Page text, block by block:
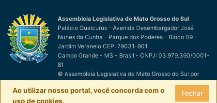
Assembleia Legislativa de Mato Grosso do Sul
Palácio Guaicurus - Avenida Desembargador José
Nunes da Cunha - Parque dos Poderes - Bloco 09 -
Jardim Veraneio CEP: 79031-901
Campo Grande - MS - Brasil - CNPJ: 03.979.390/0001-
81
© Assembleia Legislativa de Mato Grosso do Sul por
Fechar
Ao utilizar nosso portal, você concorda com o
uso de cookies.